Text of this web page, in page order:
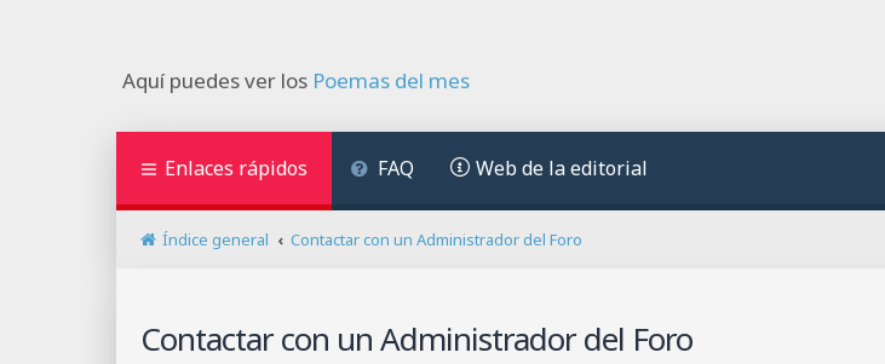
Aquí puedes ver los Poemas del mes
Enlaces rápidos FAQ Web de la editorial
Índice general Contactar con un Administrador del Foro
Contactar con un Administrador del Foro